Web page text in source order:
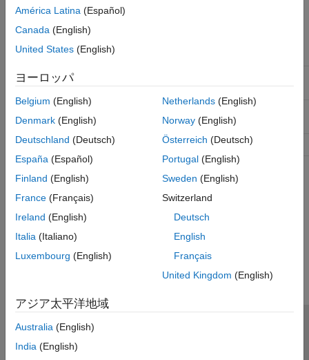
See Also
Characteristics
Applies to
Data type
vectors
'FirstOrder'
Access Read/write
See Also
EliminationType PKCompartment object,PKModelMap object
How useful was this information?
América Latina (Español)
Canada (English)
United States (English)
ヨーロッパ
Belgium (English)
Denmark (English)
Deutschland (Deutsch)
España (Español)
Finland (English)
France (Français)
Ireland (English)
Italia (Italiano)
Luxembourg (English)
Netherlands(English)
Norway(English)
Österreich (Deutsch)
Portugal(English)
Sweden (English)
Switzerland
Deutsch
English
Français
United Kingdom (English)
アジア太平洋地域
Australia (English)
India (English)
トラストセンター
違法コピー防止